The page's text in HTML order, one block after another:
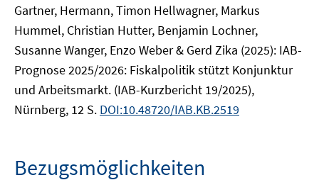
Gartner, Hermann, Timon Hellwagner, Markus
Hummel, Christian Hutter, Benjamin Lochner,
Susanne Wanger, Enzo Weber & Gerd Zika (2025): IAB-
Prognose 2025/2026: Fiskalpolitik stützt Konjunktur
und Arbeitsmarkt. (IAB-Kurzbericht 19/2025),
Nürnberg, 12 S. DOI:10.48720/IAB.KB.2519
Bezugsmöglichkeiten